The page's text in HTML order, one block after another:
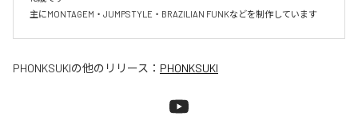
主にMONTAGEM・JUMPSTYLE・BRAZILIAN FUNKなどを制作しています
PHONKSUKIの他のリリース： PHONKSUKI